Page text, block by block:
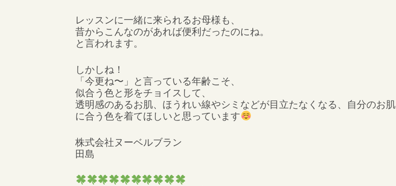
レッスンに一緒に来られるお母様も、
昔からこんなのがあれば便利だったのにね。
と言われます。
しかしね！
「今更ね〜」と言っている年齢こそ、
似合う色と形をチョイスして、
透明感のあるお肌、ほうれい線やシミなどが目立たなくなる、自分のお肌
に合う色を着てほしいと思っています
株式会社ヌーベルブラン
田島